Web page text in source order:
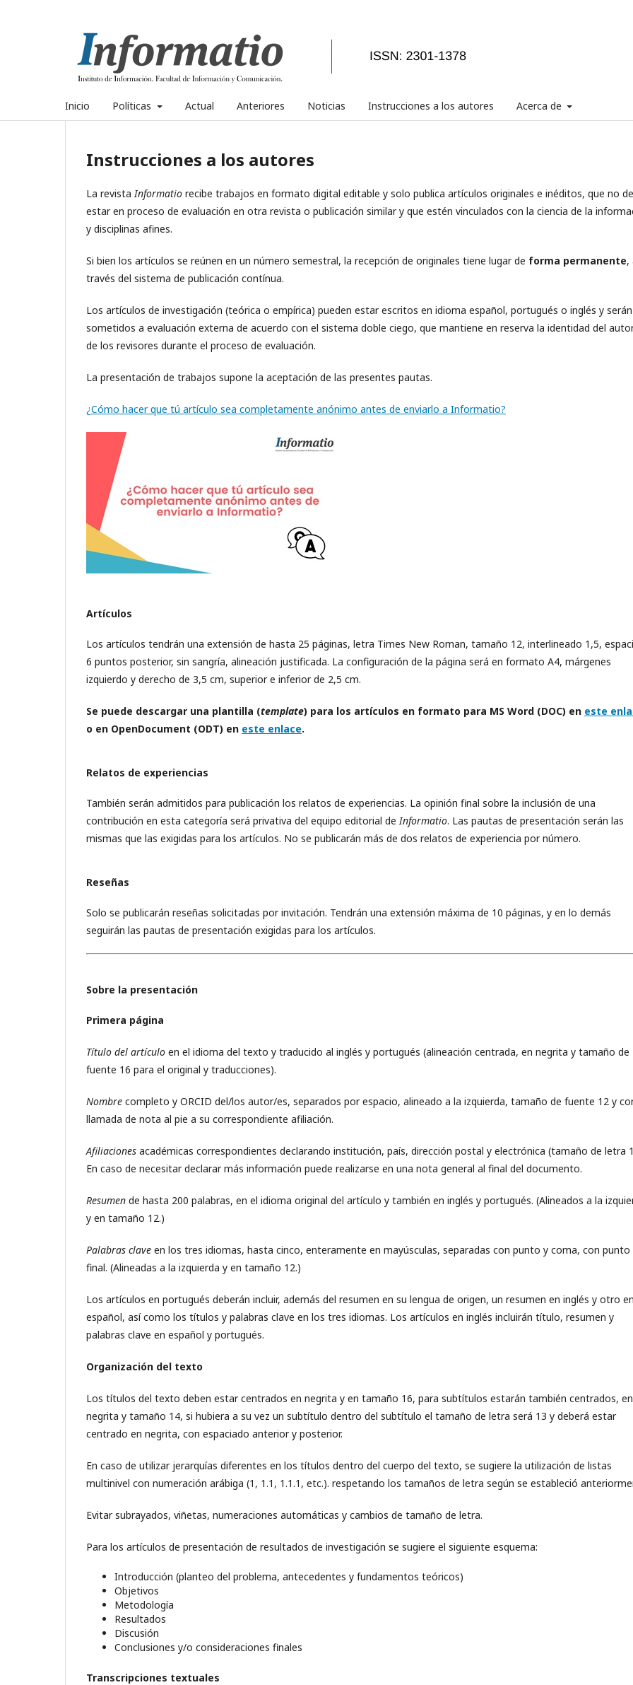
Inicio Políticas Actual Anteriores Noticias Instrucciones a los autores Acerca de
Instrucciones a los autores
La revistaInformatio recibe trabajos en formato digital editable y solo publica artículos originales e inéditos, que no
estar en proceso de evaluación en otra revista o publicación similar y que estén vinculados con la ciencia de la
y disciplinas afines.
Si bien los artículos se reúnen en un número semestral, la recepción de originales tiene lugar de forma permanente,
través del sistema de publicación contínua.
Los artículos de investigación (teórica o empírica) pueden estar escritos en idioma español, portugués o inglés y serán
sometidos a evaluación externa de acuerdo con el sistema doble ciego, que mantiene en reserva la identidad del
de los revisores durante el proceso de evaluación.
La presentación de trabajos supone la aceptación de las presentes pautas.
¿Cómo hacer que tú artículo sea completamente anónimo antes de enviarlo a Informatio?
Artículos
Los artículos tendrán una extensión de hasta 25 páginas, letra Times New Roman, tamaño 12, interlineado 1,5,
6 puntos posterior, sin sangría, alineación justificada. La configuración de la página será en formato A4, márgenes
izquierdo y derecho de 3,5 cm, superior e inferior de 2,5 cm.
Se puede descargar una plantilla (template) para los artículos en formato para MS Word (DOC) en este
o en OpenDocument (ODT) en este enlace.
Relatos de experiencias
También serán admitidos para publicación los relatos de experiencias. La opinión final sobre la inclusión de una
contribución en esta categoría será privativa del equipo editorial deInformatio. Las pautas de presentación serán las
mismas que las exigidas para los artículos. No se publicarán más de dos relatos de experiencia por número.
Reseñas
Solo se publicarán reseñas solicitadas por invitación. Tendrán una extensión máxima de 10 páginas, y en lo demás
seguirán las pautas de presentación exigidas para los artículos.
Sobre la presentación
Primera página
Título del artículo en el idioma del texto y traducido al inglés y portugués (alineación centrada, en negrita y tamaño de
fuente 16 para el original y traducciones).
Nombre completo y ORCID del/los autor/es, separados por espacio, alineado a la izquierda, tamaño de fuente 12 y
llamada de nota al pie a su correspondiente afiliación.
Afiliaciones académicas correspondientes declarando institución, país, dirección postal y electrónica (tamaño de letra
En caso de necesitar declarar más información puede realizarse en una nota general al final del documento.
Resumen de hasta 200 palabras, en el idioma original del artículo y también en inglés y portugués. (Alineados a la
y en tamaño 12.)
Palabras clave en los tres idiomas, hasta cinco, enteramente en mayúsculas, separadas con punto y coma, con punto
final. (Alineadas a la izquierda y en tamaño 12.)
Los artículos en portugués deberán incluir, además del resumen en su lengua de origen, un resumen en inglés y otro
español, así como los títulos y palabras clave en los tres idiomas. Los artículos en inglés incluirán título, resumen y
palabras clave en español y portugués.
Organización del texto
Los títulos del texto deben estar centrados en negrita y en tamaño 16, para subtítulos estarán también centrados, en
negrita y tamaño 14, si hubiera a su vez un subtítulo dentro del subtítulo el tamaño de letra será 13 y deberá estar
centrado en negrita, con espaciado anterior y posterior.
En caso de utilizar jerarquías diferentes en los títulos dentro del cuerpo del texto, se sugiere la utilización de listas
multinivel con numeración arábiga (1, 1.1, 1.1.1, etc.). respetando los tamaños de letra según se estableció
Evitar subrayados, viñetas, numeraciones automáticas y cambios de tamaño de letra.
Para los artículos de presentación de resultados de investigación se sugiere el siguiente esquema:
Introducción (planteo del problema, antecedentes y fundamentos teóricos)
Objetivos
Metodología
Resultados
Discusión
Conclusiones y/o consideraciones finales
Transcripciones textuales